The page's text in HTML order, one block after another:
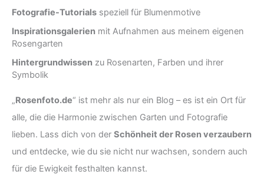
Fotografie-Tutorials speziell für Blumenmotive
Inspirationsgalerien mit Aufnahmen aus meinem eigenen
Rosengarten
Hintergrundwissen zu Rosenarten, Farben und ihrer
Symbolik
„Rosenfoto.de“ ist mehr als nur ein Blog – es ist ein Ort für
alle, die die Harmonie zwischen Garten und Fotografie
lieben. Lass dich von der Schönheit der Rosen verzaubern
und entdecke, wie du sie nicht nur wachsen, sondern auch
für die Ewigkeit festhalten kannst.